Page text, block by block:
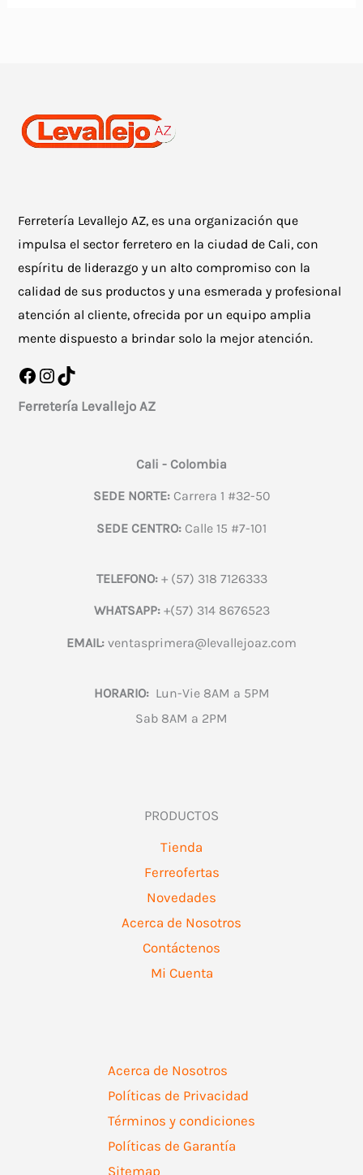
Ferretería Levallejo AZ, es una organización que
impulsa el sector ferretero en la ciudad de Cali, con
espíritu de liderazgo y un alto compromiso con la
calidad de sus productos y una esmerada y profesional
atención al cliente, ofrecida por un equipo amplia
mente dispuesto a brindar solo la mejor atención.
Facebook
Instagram
TikTok
Ferretería Levallejo AZ
Cali - Colombia
SEDE NORTE:Carrera 1 #32-50
SEDE CENTRO: Calle 15 #7-101
TELEFONO:+ (57) 318 7126333
WHATSAPP:+(57) 314 8676523
EMAIL: ventasprimera@levallejoaz.com
HORARIO:Lun-Vie 8AM a 5PM
Sab 8AM a 2PM
PRODUCTOS
Tienda
Ferreofertas
Novedades
Acerca de Nosotros
Contáctenos
Mi Cuenta
Acerca de Nosotros
Políticas de Privacidad
Términos y condiciones
Políticas de Garantía
Sitemap